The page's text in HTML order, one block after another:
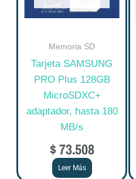
Memoria SD
Tarjeta SAMSUNG
PRO Plus 128GB
MicroSDXC+
adaptador, hasta 180
MB/s
$73.508
Leer Más